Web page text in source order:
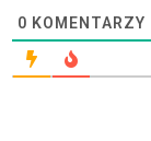
0 KOMENTARZY